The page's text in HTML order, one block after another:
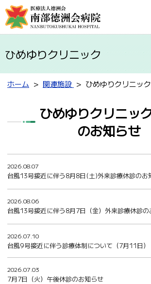
ひめゆりクリニック
ホーム 関連施設 ひめゆりクリニック
ひめゆりクリニッ
のお知らせ
2026.08.07
台風13号接近に伴う8月8日(土)外来診療休診のお
2026.08.06
台風13号接近に伴う8月7日（金）外来診療休診の
2026.07.10
台風9号接近に伴う診療体制について（7月11日）
2026.07.03
7月7日（火）午後休診のお知らせ